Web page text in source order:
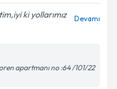
ilişkin
verilerimin belirtilen
ediyorum.
ki yollarımız
Devamı
apartmanı no :64 /101/22